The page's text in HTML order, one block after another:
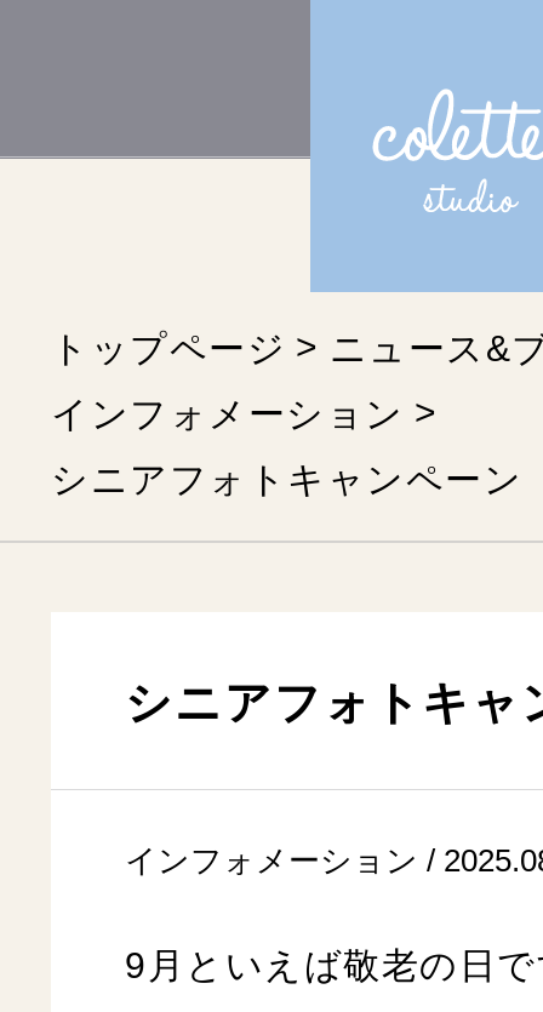
トップページ
ニュース&
インフォメーション
シニアフォトキャンペーン
シニアフォトキャ
インフォメーション /
9月といえば敬老の日